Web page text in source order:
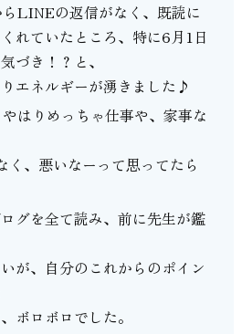
LINEの返信がなく、既読に
れていたところ、特に6月1日
づき！？と、
エネルギーが湧きました♪
はりめっちゃ仕事や、家事な
、悪いなーって思ってたら
グを全て読み、前に先生が鑑
が、自分のこれからのポイン
ボロボロでした。